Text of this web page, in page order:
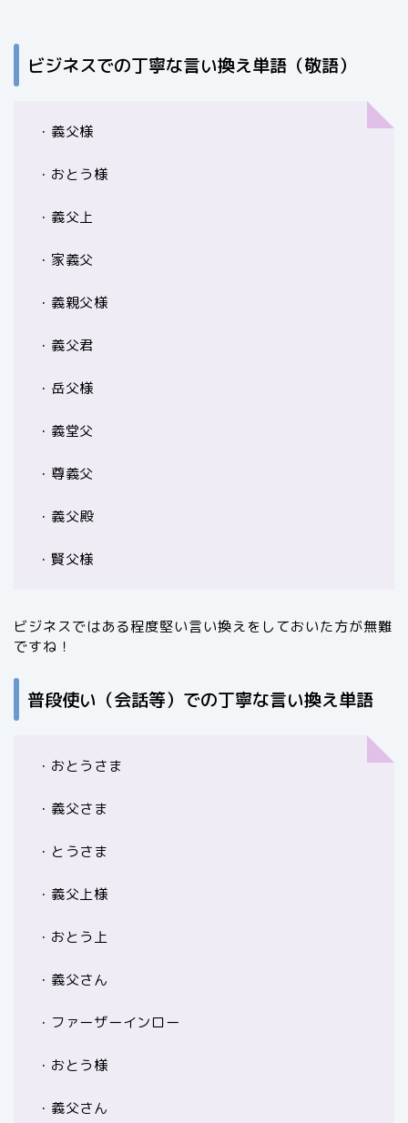
ビジネスでの丁寧な言い換え単語（敬語）
・義父様
・おとう様
・義父上
・家義父
・義親父様
・義父君
・岳父様
・義堂父
・尊義父
・義父殿
・賢父様
ビジネスではある程度堅い言い換えをしておいた方が無難
ですね！
普段使い（会話等）での丁寧な言い換え単語
・おとうさま
・義父さま
・とうさま
・義父上様
・おとう上
・義父さん
・ファーザーインロー
・おとう様
・義父さん